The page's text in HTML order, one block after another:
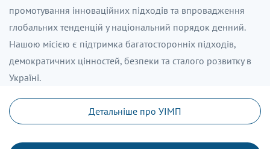
промотування інноваційних підходів та впровадження
глобальних тенденцій у національний порядок денний.
Нашою місією є підтримка багатосторонніх підходів,
демократичних цінностей, безпеки та сталого розвитку в
Україні.
Детальніше про УІМП